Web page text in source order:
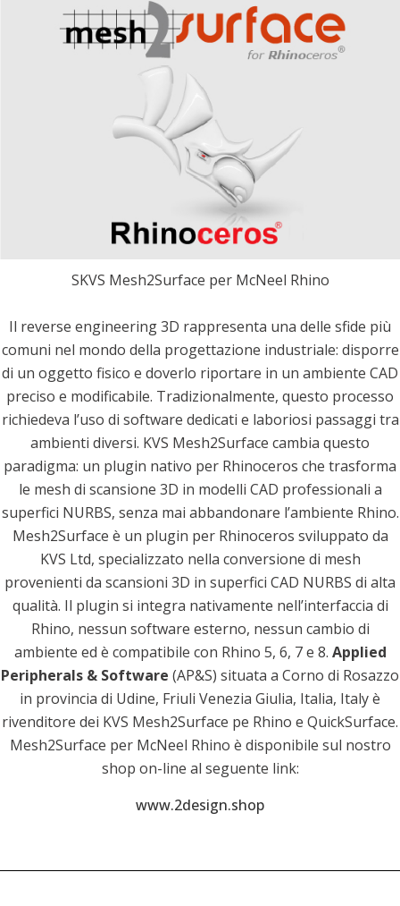
SKVS Mesh2Surface per McNeel Rhino
Il reverse engineering 3D rappresenta una delle sfide più
comuni nel mondo della progettazione industriale: disporre
di un oggetto fisico e doverlo riportare in un ambiente CAD
preciso e modificabile. Tradizionalmente, questo processo
richiedeva l’uso di software dedicati e laboriosi passaggi tra
ambienti diversi. KVS Mesh2Surface cambia questo
paradigma: un plugin nativo per Rhinoceros che trasforma
le mesh di scansione 3D in modelli CAD professionali a
superfici NURBS, senza mai abbandonare l’ambiente Rhino.
Mesh2Surface è un plugin per Rhinoceros sviluppato da
KVS Ltd, specializzato nella conversione di mesh
provenienti da scansioni 3D in superfici CAD NURBS di alta
qualità. Il plugin si integra nativamente nell’interfaccia di
Rhino, nessun software esterno, nessun cambio di
ambiente ed è compatibile con Rhino 5, 6, 7 e 8. Applied
Peripherals & Software (AP&S) situata a Corno di Rosazzo
in provincia di Udine, Friuli Venezia Giulia, Italia, Italy è
rivenditore dei KVS Mesh2Surface pe Rhino e QuickSurface.
Mesh2Surface per McNeel Rhino è disponibile sul nostro
shop on-line al seguente link:
www.2design.shop